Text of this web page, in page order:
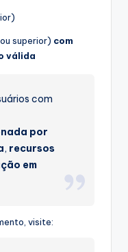
superior) com
válida
com
por
, recursos
em
visite: